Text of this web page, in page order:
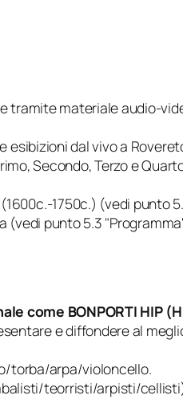
tramite materiale audio-
dal vivo a
Secondo, Terzo e
1750c.) (vedi punto
punto 5.3
come BONPORTI HIP
e diffondere al
torba/arpa/violoncello.
teorristi/arpisti/